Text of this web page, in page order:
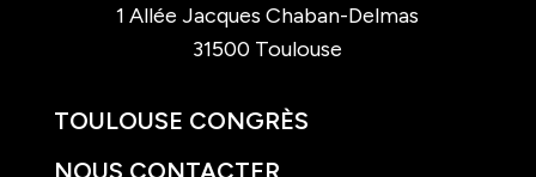
1 Allée Jacques Chaban-Delmas
31500 Toulouse
TOULOUSE CONGRÈS
NOUS CONTACTER